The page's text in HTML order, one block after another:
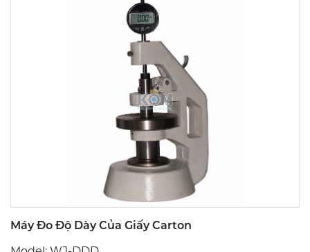
Máy Đo Độ Dày Của Giấy Carton